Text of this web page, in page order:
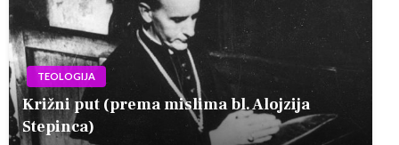
TEOLOGIJA
Križni put (prema mislima bl. Alojzija
Stepinca)